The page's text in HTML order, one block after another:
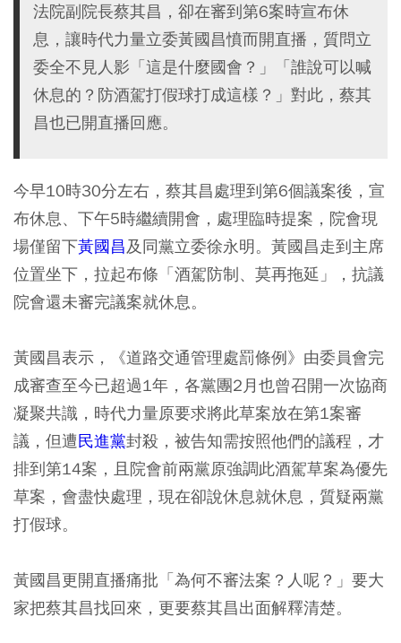
法院副院長蔡其昌，卻在審到第6案時宣布休
息，讓時代力量立委黃國昌憤而開直播，質問立
委全不見人影「這是什麼國會？」「誰說可以喊
休息的？防酒駕打假球打成這樣？」對此，蔡其
昌也已開直播回應。
今早10時30分左右，蔡其昌處理到第6個議案後，宣
布休息、下午5時繼續開會，處理臨時提案，院會現
場僅留下黃國昌及同黨立委徐永明。黃國昌走到主席
位置坐下，拉起布條「酒駕防制、莫再拖延」，抗議
院會還未審完議案就休息。
黃國昌表示，《道路交通管理處罰條例》由委員會完
成審查至今已超過1年，各黨團2月也曾召開一次協商
凝聚共識，時代力量原要求將此草案放在第1案審
議，但遭民進黨封殺，被告知需按照他們的議程，才
排到第14案，且院會前兩黨原強調此酒駕草案為優先
草案，會盡快處理，現在卻說休息就休息，質疑兩黨
打假球。
黃國昌更開直播痛批「為何不審法案？人呢？」要大
家把蔡其昌找回來，更要蔡其昌出面解釋清楚。